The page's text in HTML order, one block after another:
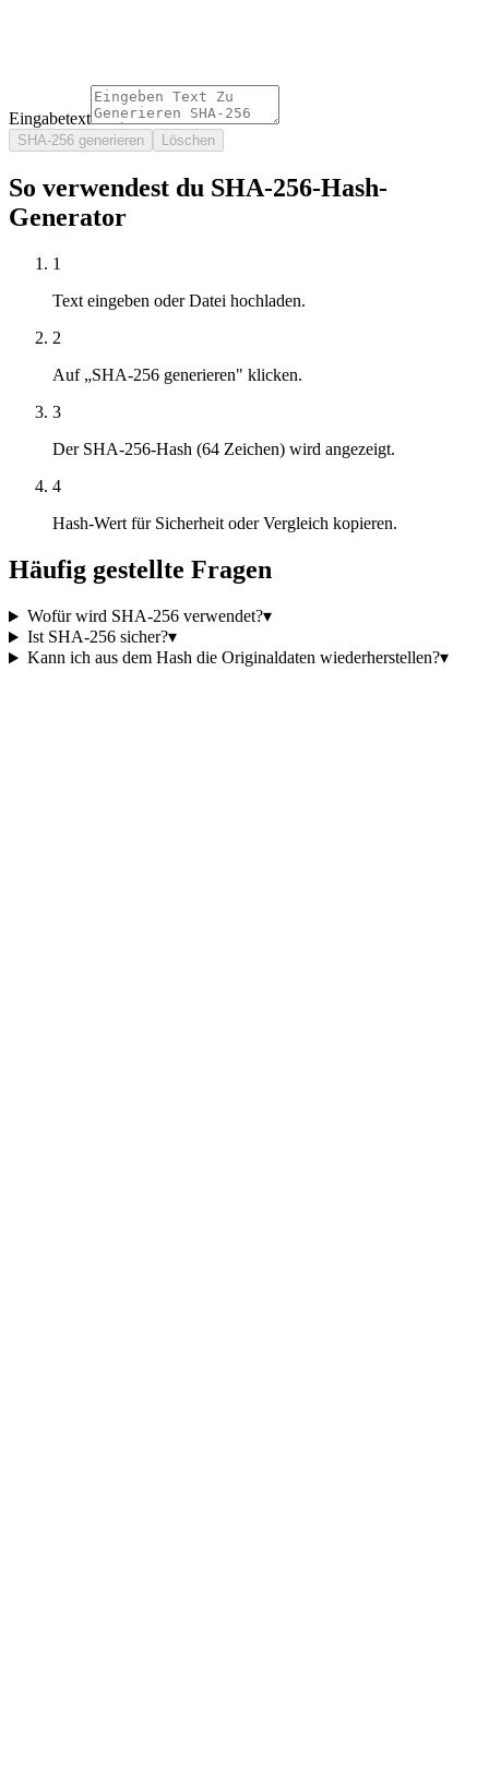
Eingabetext
SHA-256 generieren Löschen
So verwendest du SHA-256-Hash-
Generator
1
Text eingeben oder Datei hochladen.
2
Auf „SHA-256 generieren" klicken.
3
Der SHA-256-Hash (64 Zeichen) wird angezeigt.
4
Hash-Wert für Sicherheit oder Vergleich kopieren.
Häufig gestellte Fragen
Wofür wird SHA-256 verwendet?▾
Ist SHA-256 sicher?▾
Kann ich aus dem Hash die Originaldaten wiederherstellen?▾